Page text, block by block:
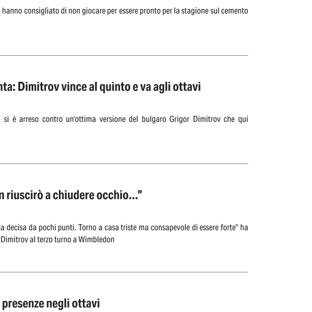
consigliato di non giocare per essere pronto per la stagione sul cemento
Dimitrov vince al quinto e va agli ottavi
è arreso contro un'ottima versione del bulgaro Grigor Dimitrov che qui
riuscirò a chiudere occhio…”
da pochi punti. Torno a casa triste ma consapevole di essere forte" ha
al terzo turno a Wimbledon
negli ottavi